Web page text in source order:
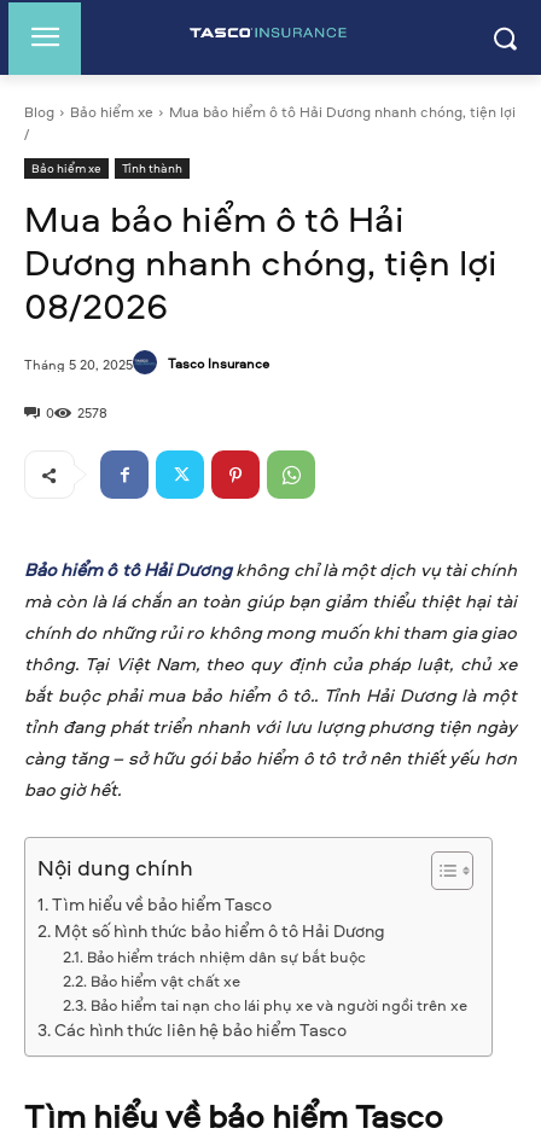
Blog Bảo hiểm xe
Mua bảo hiểm ô tô Hải Dương nhanh chóng, tiện lợi
/
Bảo hiểm xe Tỉnh thành
Mua bảo hiểm ô tô Hải
Dương nhanh chóng, tiện lợi
08/2026
0 2578
Tháng 5 20, 2025 Tasco Insurance
Bảo hiểm ô tô Hải Dươngkhông chỉ là một dịch vụ tài chính
mà còn là lá chắn an toàn giúp bạn giảm thiểu thiệt hại tài
chính do những rủi ro không mong muốn khi tham gia giao
thông. Tại Việt Nam, theo quy định của pháp luật, chủ xe
bắt buộc phải mua bảo hiểm ô tô.. Tỉnh Hải Dương là một
tỉnh đang phát triển nhanh với lưu lượng phương tiện ngày
càng tăng – sở hữu gói bảo hiểm ô tô trở nên thiết yếu hơn
bao giờ hết.
Nội dung chính
Tìm hiểu về bảo hiểm Tasco
Một số hình thức bảo hiểm ô tô Hải Dương
Bảo hiểm trách nhiệm dân sự bắt buộc
Bảo hiểm vật chất xe
Bảo hiểm tai nạn cho lái phụ xe và người ngồi trên xe
Các hình thức liên hệ bảo hiểm Tasco
Tìm hiểu về bảo hiểm Tasco